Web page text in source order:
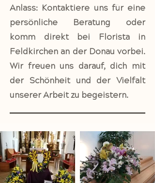
Anlass: Kontaktiere uns für eine
persönliche Beratung oder
komm direkt bei Florista in
Feldkirchen an der Donau vorbei.
Wir freuen uns darauf, dich mit
der Schönheit und der Vielfalt
unserer Arbeit zu begeistern.